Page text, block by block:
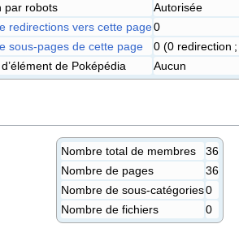
par robots
Autorisée
redirections vers cette page0
sous-pages de cette page
0 (0 redirection
de Poképédia
Aucun
Nombre total de membres
36
Nombre de pages
36
Nombre de sous-catégories0
Nombre de fichiers
0